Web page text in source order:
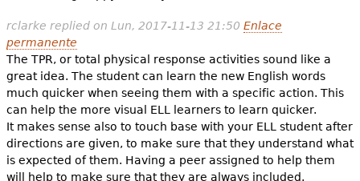
rclarke replied on Lun, 2017-11-13 21:50 Enlace
permanente
The TPR, or total physical response activities sound like a
great idea. The student can learn the new English words
much quicker when seeing them with a specific action. This
can help the more visual ELL learners to learn quicker.
It makes sense also to touch base with your ELL student after
directions are given, to make sure that they understand what
is expected of them. Having a peer assigned to help them
will help to make sure that they are always included.